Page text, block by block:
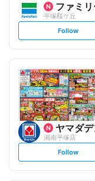
ファミリーマ
平塚桜ケ丘
s
t
l
o
w
Follow
ヤマダ
湘南平塚店
s
t
Follow